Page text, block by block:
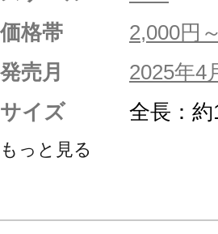
価格帯
2,000円
発売月
2025年4
サイズ
全長：約
もっと見る